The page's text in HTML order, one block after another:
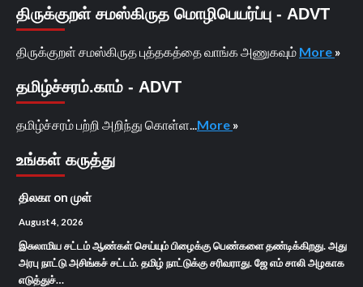
திருக்குறள் சமஸ்கிருத மொழிபெயர்ப்பு - ADVT
திருக்குறள் சமஸ்கிருத புத்தகத்தை வாங்க அணுகவும் More »
தமிழ்ச்சரம்.காம் - ADVT
தமிழ்ச்சரம் பற்றி அறிந்து கொள்ள... More »
உங்கள் கருத்து
திலகா on முள்
August 4, 2026
இசுலாமிய சட்டம் ஆண்கள் செய்யும் பிழைக்கு பெண்களை தண்டிக்கிறது. அது
அரபு நாட்டு அசிங்கச் சட்டம். தமிழ் நாட்டுக்கு சரிவராது. ஜே எம் சாலி அழகாக
எடுத்துச்…